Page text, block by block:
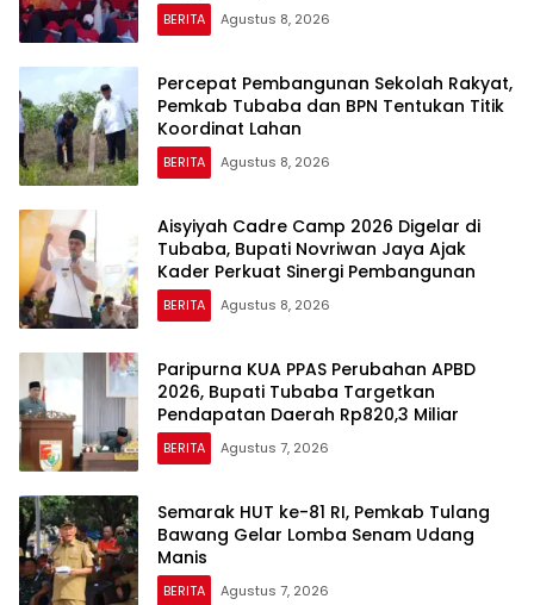
BERITA Agustus 8, 2026
Percepat Pembangunan Sekolah Rakyat,
Pemkab Tubaba dan BPN Tentukan Titik
Koordinat Lahan
BERITA Agustus 8, 2026
Aisyiyah Cadre Camp 2026 Digelar di
Tubaba, Bupati Novriwan Jaya Ajak
Kader Perkuat Sinergi Pembangunan
BERITA Agustus 8, 2026
Paripurna KUA PPAS Perubahan APBD
2026, Bupati Tubaba Targetkan
Pendapatan Daerah Rp820,3 Miliar
BERITA Agustus 7, 2026
Semarak HUT ke-81 RI, Pemkab Tulang
Bawang Gelar Lomba Senam Udang
Manis
BERITA Agustus 7, 2026